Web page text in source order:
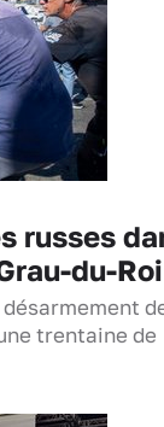
russes
du-Roi
trentaine de